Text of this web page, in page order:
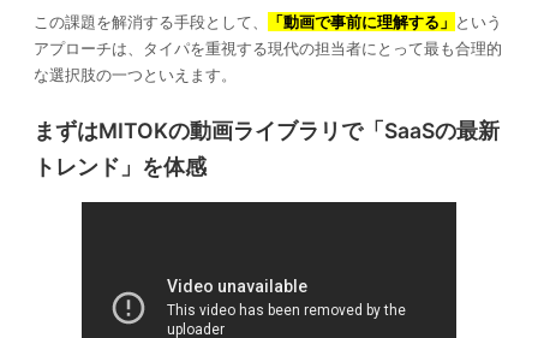
この課題を解消する手段として、 「動画で事前に理解する」 という
アプローチは、タイパを重視する現代の担当者にとって最も合理的
な選択肢の一つといえます。
まずはMITOKの動画ライブラリで「SaaSの最新
トレンド」を体感